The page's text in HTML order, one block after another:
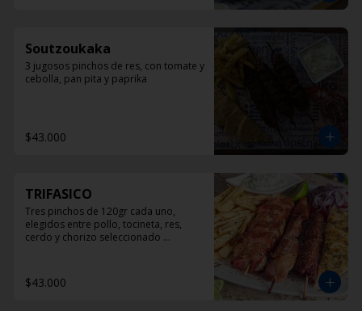
Soutzoukaka
3 jugosos pinchos de res, con tomate y
cebolla, pan pita y paprika
$43.000
TRIFASICO
Tres pinchos de 120gr cada uno,
elegidos entre pollo, tocineta, res,
cerdo y chorizo seleccionado
$43.000